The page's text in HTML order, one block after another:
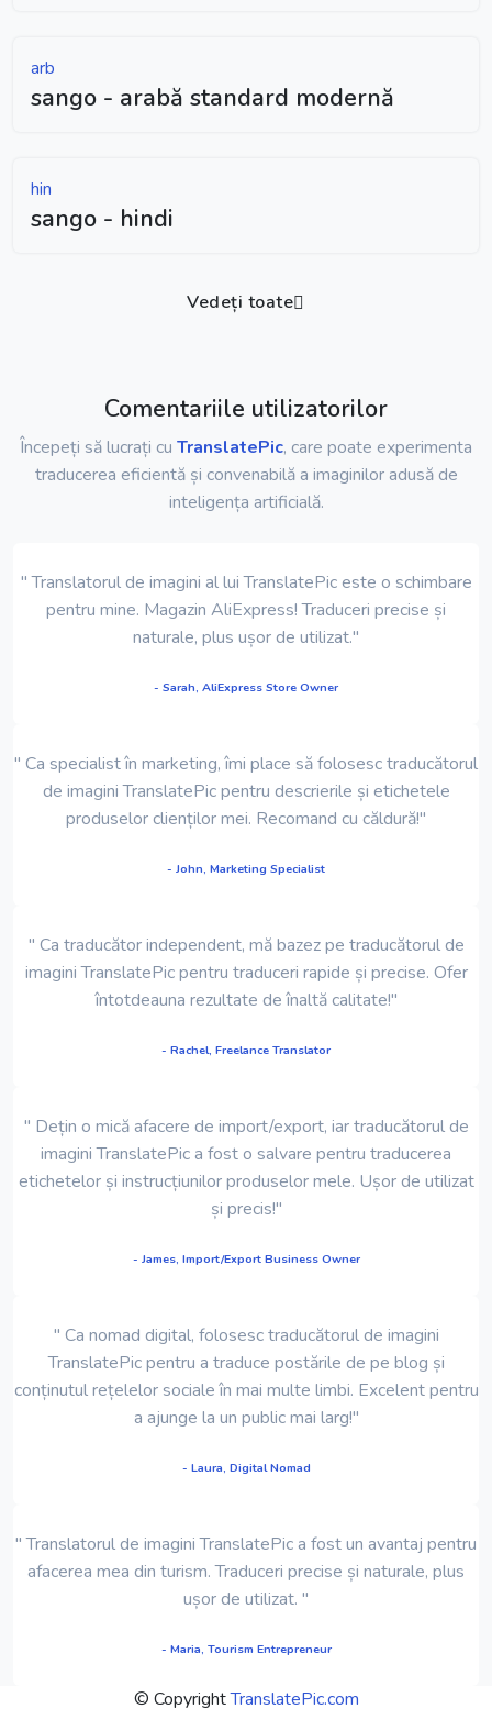
arb
sango - arabă standard modernă
hin
sango - hindi
Vedeți toate
Comentariile utilizatorilor
Începeți să lucrați cu TranslatePic, care poate experimenta
traducerea eficientă și convenabilă a imaginilor adusă de
inteligența artificială.
" Translatorul de imagini al lui TranslatePic este o schimbare
pentru mine. Magazin AliExpress! Traduceri precise și
naturale, plus ușor de utilizat."
- Sarah, AliExpress Store Owner
" Ca specialist în marketing, îmi place să folosesc traducătorul
de imagini TranslatePic pentru descrierile și etichetele
produselor clienților mei. Recomand cu căldură!"
- John, Marketing Specialist
" Ca traducător independent, mă bazez pe traducătorul de
imagini TranslatePic pentru traduceri rapide și precise. Ofer
întotdeauna rezultate de înaltă calitate!"
- Rachel, Freelance Translator
" Dețin o mică afacere de import/export, iar traducătorul de
imagini TranslatePic a fost o salvare pentru traducerea
etichetelor și instrucțiunilor produselor mele. Ușor de utilizat
și precis!"
- James, Import/Export Business Owner
" Ca nomad digital, folosesc traducătorul de imagini
TranslatePic pentru a traduce postările de pe blog și
conținutul rețelelor sociale în mai multe limbi. Excelent pentru
a ajunge la un public mai larg!"
- Laura, Digital Nomad
" Translatorul de imagini TranslatePic a fost un avantaj pentru
afacerea mea din turism. Traduceri precise și naturale, plus
ușor de utilizat. "
- Maria, Tourism Entrepreneur
© CopyrightTranslatePic.com